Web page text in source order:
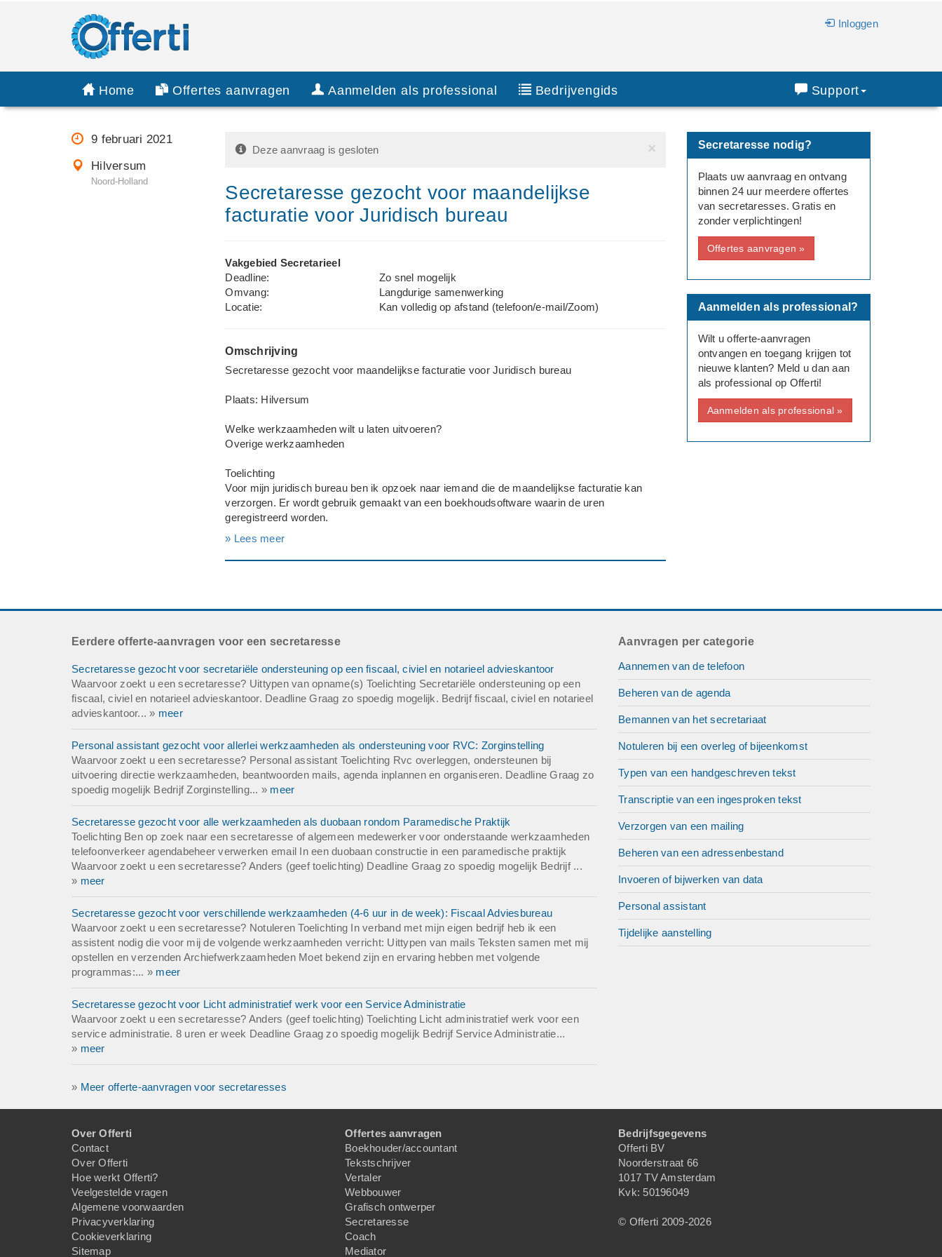
Inloggen
Home Offertes aanvragen Aanmelden als professional Bedrijvengids Support
9 februari 2021
Hilversum
Noord-Holland
×
Deze aanvraag is gesloten
Secretaresse gezocht voor maandelijkse
facturatie voor Juridisch bureau
Vakgebied Secretarieel
Deadline:
Zo snel mogelijk
Omvang:
Langdurige samenwerking
Locatie:
Kan volledig op afstand (telefoon/e-mail/Zoom)
Omschrijving
Secretaresse gezocht voor maandelijkse facturatie voor Juridisch bureau
Plaats: Hilversum
Welke werkzaamheden wilt u laten uitvoeren?
Overige werkzaamheden
Toelichting
Voor mijn juridisch bureau ben ik opzoek naar iemand die de maandelijkse facturatie kan
verzorgen. Er wordt gebruik gemaakt van een boekhoudsoftware waarin de uren
geregistreerd worden.
---
Aantal medewerkers: 2
Bedrijfsinformatie: juridisch bureau
» Lees meer
Secretaresse nodig?
Plaats uw aanvraag en ontvang
binnen 24 uur meerdere offertes
van secretaresses. Gratis en
zonder verplichtingen!
Offertes aanvragen »
Aanmelden als professional?
Wilt u offerte-aanvragen
ontvangen en toegang krijgen tot
nieuwe klanten? Meld u dan aan
als professional op Offerti!
Aanmelden als professional »
Eerdere offerte-aanvragen voor een secretaresse
Secretaresse gezocht voor secretariële ondersteuning op een fiscaal, civiel en notarieel advieskantoor
Waarvoor zoekt u een secretaresse? Uittypen van opname(s) Toelichting Secretariële ondersteuning op een
fiscaal, civiel en notarieel advieskantoor. Deadline Graag zo spoedig mogelijk. Bedrijf fiscaal, civiel en notarieel
advieskantoor... » meer
Personal assistant gezocht voor allerlei werkzaamheden als ondersteuning voor RVC: Zorginstelling
Waarvoor zoekt u een secretaresse? Personal assistant Toelichting Rvc overleggen, ondersteunen bij
uitvoering directie werkzaamheden, beantwoorden mails, agenda inplannen en organiseren. Deadline Graag zo
spoedig mogelijk Bedrijf Zorginstelling... » meer
Secretaresse gezocht voor alle werkzaamheden als duobaan rondom Paramedische Praktijk
Toelichting Ben op zoek naar een secretaresse of algemeen medewerker voor onderstaande werkzaamheden
telefoonverkeer agendabeheer verwerken email In een duobaan constructie in een paramedische praktijk
Waarvoor zoekt u een secretaresse? Anders (geef toelichting) Deadline Graag zo spoedig mogelijk Bedrijf ...
» meer
Secretaresse gezocht voor verschillende werkzaamheden (4-6 uur in de week): Fiscaal Adviesbureau
Waarvoor zoekt u een secretaresse? Notuleren Toelichting In verband met mijn eigen bedrijf heb ik een
assistent nodig die voor mij de volgende werkzaamheden verricht: Uittypen van mails Teksten samen met mij
opstellen en verzenden Archiefwerkzaamheden Moet bekend zijn en ervaring hebben met volgende
programmas:... » meer
Secretaresse gezocht voor Licht administratief werk voor een Service Administratie
Waarvoor zoekt u een secretaresse? Anders (geef toelichting) Toelichting Licht administratief werk voor een
service administratie. 8 uren er week Deadline Graag zo spoedig mogelijk Bedrijf Service Administratie...
» meer
» Meer offerte-aanvragen voor secretaresses
Aanvragen per categorie
Aannemen van de telefoon
Beheren van de agenda
Bemannen van het secretariaat
Notuleren bij een overleg of bijeenkomst
Typen van een handgeschreven tekst
Transcriptie van een ingesproken tekst
Verzorgen van een mailing
Beheren van een adressenbestand
Invoeren of bijwerken van data
Personal assistant
Tijdelijke aanstelling
Over Offerti
Contact
Over Offerti
Hoe werkt Offerti?
Veelgestelde vragen
Algemene voorwaarden
Privacyverklaring
Cookieverklaring
Sitemap
Offertes aanvragen
Boekhouder/accountant
Tekstschrijver
Vertaler
Webbouwer
Grafisch ontwerper
Secretaresse
Coach
Mediator
Bedrijfsgegevens
Offerti BV
Noorderstraat 66
1017 TV Amsterdam
Kvk: 50196049
© Offerti 2009-2026